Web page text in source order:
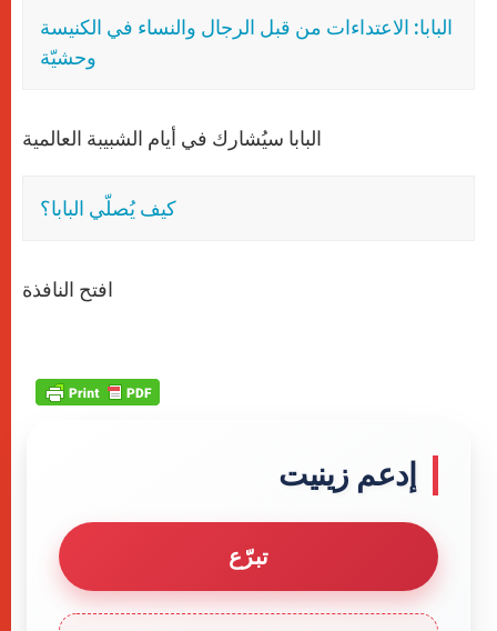
البابا: الاعتداءات من قبل الرجال والنساء في الكنيسة
وحشيّة
البابا سيُشارك في أيام الشبيبة العالمية
كيف يُصلّي البابا؟
افتح النافذة
إدعم زينيت
تبرّع